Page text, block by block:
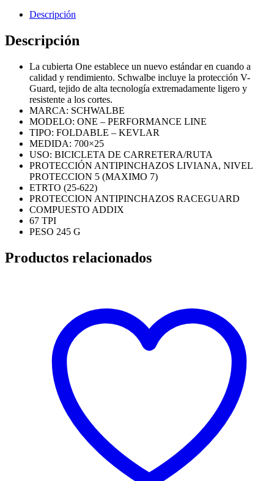
Descripción
Descripción
La cubierta One establece un nuevo estándar en cuando a
calidad y rendimiento. Schwalbe incluye la protección V-
Guard, tejido de alta tecnología extremadamente ligero y
resistente a los cortes.
MARCA: SCHWALBE
MODELO: ONE – PERFORMANCE LINE
TIPO: FOLDABLE – KEVLAR
MEDIDA: 700×25
USO: BICICLETA DE CARRETERA/RUTA
PROTECCIÓN ANTIPINCHAZOS LIVIANA, NIVEL
PROTECCION 5 (MAXIMO 7)
ETRTO (25-622)
PROTECCION ANTIPINCHAZOS RACEGUARD
COMPUESTO ADDIX
67 TPI
PESO 245 G
Productos relacionados